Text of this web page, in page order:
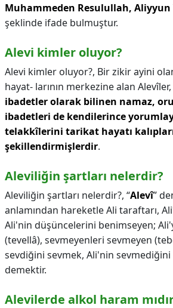
Muhammeden Resulullah,
şeklinde ifade bulmuştur.
Alevi kimler oluyor?
Alevi kimler oluyor?, Bir zikir ayini
hayat- larının merkezine alan Alevîler,
ibadetler olarak bilinen namaz,
ibadetleri de kendilerince
telakkîlerini tarikat hayatı
şekillendirmişlerdir.
Aleviliğin şartları nelerdir?
Aleviliğin şartları nelerdir?, “Alevî”
anlamından hareketle Ali taraftarı,
Ali'nin düşüncelerini benimseyen;
(tevellâ), sevmeyenleri sevmeyen
sevdiğini sevmek, Ali'nin
demektir.
Alevilerde alkol haram